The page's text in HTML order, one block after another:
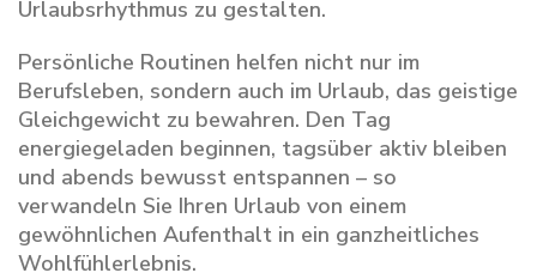
Urlaubsrhythmus zu gestalten.
Persönliche Routinen helfen nicht nur im
Berufsleben, sondern auch im Urlaub, das geistige
Gleichgewicht zu bewahren. Den Tag
energiegeladen beginnen, tagsüber aktiv bleiben
und abends bewusst entspannen – so
verwandeln Sie Ihren Urlaub von einem
gewöhnlichen Aufenthalt in ein ganzheitliches
Wohlfühlerlebnis.